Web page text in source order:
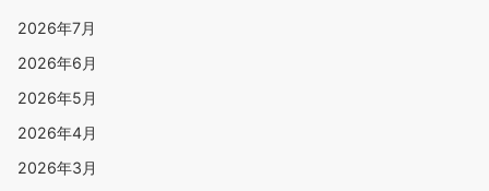
2026年7月
2026年6月
2026年5月
2026年4月
2026年3月